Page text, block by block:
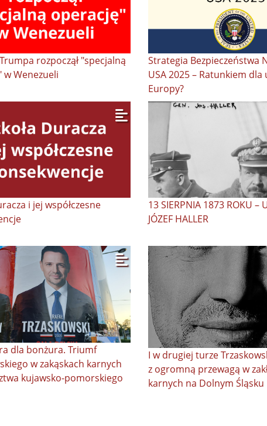
rozpoczął "specjalną
w Wenezueli
Strategia Bezpieczeństwa
USA 2025 – Ratunkiem dla
Europy?
i jej współczesne
13 SIERPNIA 1873 ROKU –
JÓZEF HALLER
dla bonżura. Triumf
w zakąskach karnych
kujawsko-pomorskiego
I w drugiej turze
z ogromną przewagą w
karnych na Dolnym Śląsku